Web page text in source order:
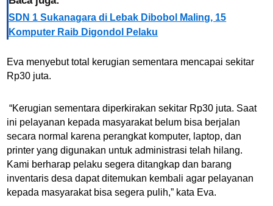
SDN 1 Sukanagara di Lebak Dibobol Maling, 15
Komputer Raib Digondol Pelaku
Eva menyebut total kerugian sementara mencapai sekitar
Rp30 juta.
“Kerugian sementara diperkirakan sekitar Rp30 juta. Saat
ini pelayanan kepada masyarakat belum bisa berjalan
secara normal karena perangkat komputer, laptop, dan
printer yang digunakan untuk administrasi telah hilang.
Kami berharap pelaku segera ditangkap dan barang
inventaris desa dapat ditemukan kembali agar pelayanan
kepada masyarakat bisa segera pulih,” kata Eva.